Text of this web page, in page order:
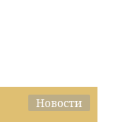
Новости